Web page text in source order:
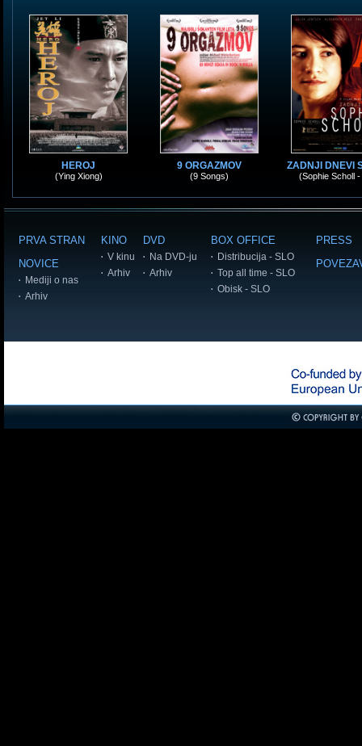
HEROJ
(Ying Xiong)
9 ORGAZMOV
(9 Songs)
ZADNJI DNEVI
(Sophie Scholl
PRVA STRAN
NOVICE
Mediji o nas
Arhiv
KINO
V kinu
Arhiv
DVD
Na DVD-ju
Arhiv
BOX OFFICE
Distribucija - SLO
Top all time - SLO
Obisk - SLO
PRESS